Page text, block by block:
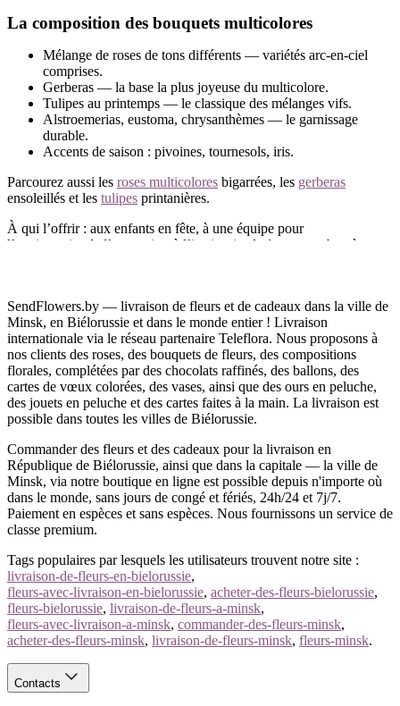
La composition des bouquets multicolores
Mélange de roses de tons différents — variétés arc-en-ciel
comprises.
Gerberas — la base la plus joyeuse du multicolore.
Tulipes au printemps — le classique des mélanges vifs.
Alstroemerias, eustoma, chrysanthèmes — le garnissage
durable.
Accents de saison : pivoines, tournesols, iris.
Parcourez aussi les roses multicolores bigarrées, les gerberas
ensoleillés et les tulipes printanières.
À qui l’offrir : aux enfants en fête, à une équipe pour
l’anniversaire de l’entreprise, à l’institutrice le 1er septembre, à
Livraison de bouquets éclatants à Minsk et en
Biélorussie
Commandez un bouquet multicolore en ligne en quelques minutes
— nous mélangeons des fleurs fraîches et livrons à Minsk et dans
toute la Biélorussie. Cartes, espèces, WEBPAY, BePaid et ERIP
acceptés.
Appelez-nous— un mélange selon votre occasion et budget.
SendFlowers.by — livraison de fleurs et de cadeaux dans la ville de
Minsk, en Biélorussie et dans le monde entier ! Livraison
internationale via le réseau partenaire Teleflora. Nous proposons à
nos clients des roses, des bouquets de fleurs, des compositions
florales, complétées par des chocolats raffinés, des ballons, des
cartes de vœux colorées, des vases, ainsi que des ours en peluche,
des jouets en peluche et des cartes faites à la main. La livraison est
possible dans toutes les villes de Biélorussie.
Commander des fleurs et des cadeaux pour la livraison en
République de Biélorussie, ainsi que dans la capitale — la ville de
Minsk, via notre boutique en ligne est possible depuis n'importe où
dans le monde, sans jours de congé et fériés, 24h/24 et 7j/7.
Paiement en espèces et sans espèces. Nous fournissons un service de
classe premium.
Tags populaires par lesquels les utilisateurs trouvent notre site :
livraison-de-fleurs-en-bielorussie,
fleurs-avec-livraison-en-bielorussie, acheter-des-fleurs-bielorussie,
fleurs-bielorussie, livraison-de-fleurs-a-minsk,
fleurs-avec-livraison-a-minsk, commander-des-fleurs-minsk,
acheter-des-fleurs-minsk, livraison-de-fleurs-minsk, fleurs-minsk.
Contacts